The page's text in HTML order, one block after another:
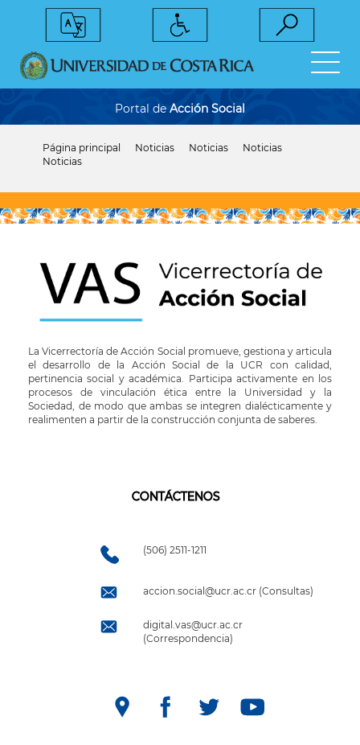
Portal de Acción Social
Sobrescribir
a
la
Página principal Noticias Noticias
Noticias
Noticias
La Vicerrectoría de Acción Social promueve, gestiona y articula
el desarrollo de la Acción Social de la UCR con calidad,
pertinencia social y académica. Participa activamente en los
procesos de vinculación ética entre la Universidad y la
Sociedad, de modo que ambas se integren dialécticamente y
realimenten a partir de la construcción conjunta de saberes.
CONTÁCTENOS
(506) 2511-1211
accion.social@ucr.ac.cr (Consultas)
digital.vas@ucr.ac.cr
(Correspondencia)